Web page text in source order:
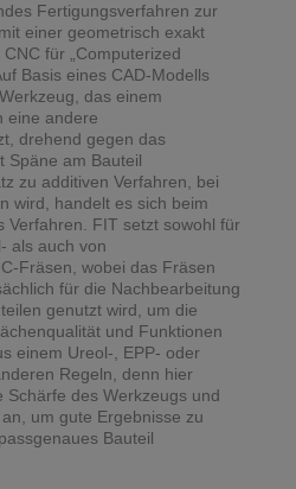
Fertigungsverfahren zur
einer geometrisch exakt
für „Computerized
Basis eines CAD-Modells
das einem
eine andere
drehend gegen das
Späne am Bauteil
zu additiven Verfahren, bei
wird, handelt es sich beim
Verfahren. FIT setzt sowohl für
als auch von
Fräsen, wobei das Fräsen
für die Nachbearbeitung
genutzt wird, um die
und Funktionen
einem Ureol-, EPP- oder
Regeln, denn hier
Schärfe des Werkzeugs und
um gute Ergebnisse zu
Bauteil